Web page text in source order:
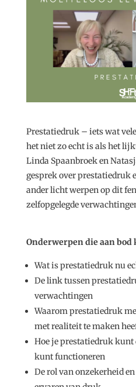
Prestatiedruk – iets wat
het niet zo echt is als het
Linda Spaanbroek en
gesprek over prestatiedruk
ander licht werpen op dit
zelfopgelegde
Onderwerpen die aan bod
Wat is prestatiedruk nu
De link tussen
verwachtingen
Waarom prestatiedruk
met realiteit te maken
Hoe je prestatiedruk kunt
kunt functioneren
De rol van onzekerheid